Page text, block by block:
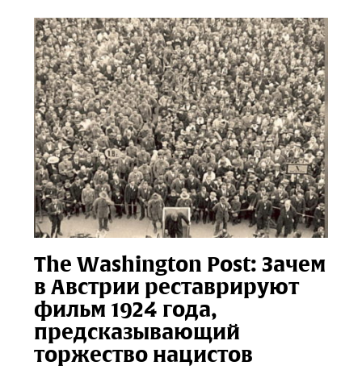
The Washington Post: Зачем
в Австрии реставрируют
фильм 1924 года,
предсказывающий
торжество нацистов